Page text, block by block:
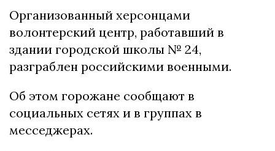
Организованный херсонцами
волонтерский центр, работавший в
здании городской школы № 24,
разграблен российскими военными.
Об этом горожане сообщают в
социальных сетях и в группах в
месседжерах.